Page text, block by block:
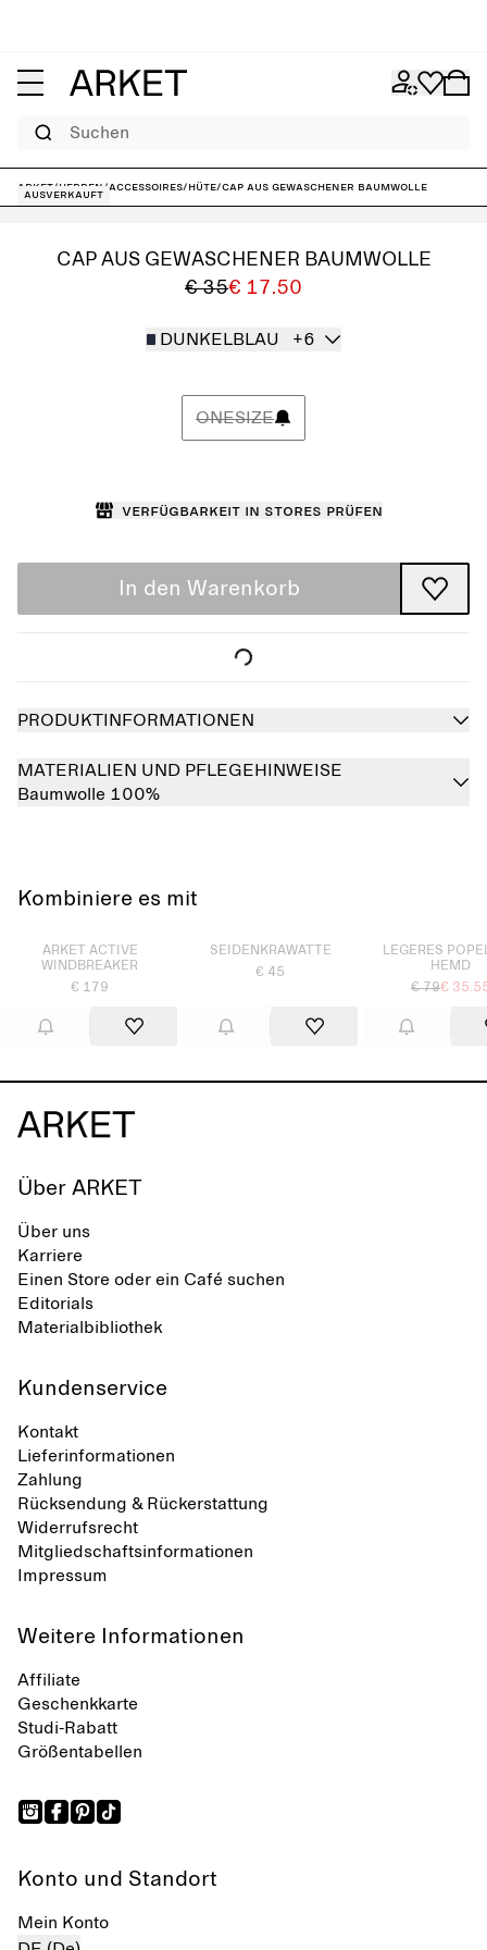
Suchen
ARKET/Herren /Accessoires/Hüte/Cap aus gewaschener Baumwolle
Ausverkauft
CAP AUS GEWASCHENER BAUMWOLLE
€ 35€ 17.50
DUNKELBLAU +6
ONESIZE
Verfügbarkeit in Stores prüfen
In den Warenkorb
PRODUKTINFORMATIONEN
MATERIALIEN UND PFLEGEHINWEISE
Baumwolle 100%
Kombiniere es mit
ARKET ACTIVE
WINDBREAKER
€ 179
SEIDENKRAWATTE
€ 45
LEGERES
HEMD
€ 79€
Über ARKET
Über uns
Karriere
Einen Store oder ein Café suchen
Editorials
Materialbibliothek
Kundenservice
Kontakt
Lieferinformationen
Zahlung
Rücksendung & Rückerstattung
Widerrufsrecht
Mitgliedschaftsinformationen
Impressum
Weitere Informationen
Affiliate
Geschenkkarte
Studi-Rabatt
Größentabellen
Konto und Standort
Mein Konto